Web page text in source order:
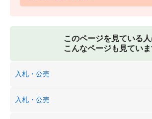
このページを見ている
こんなページも見てい
入札・公売
入札・公売